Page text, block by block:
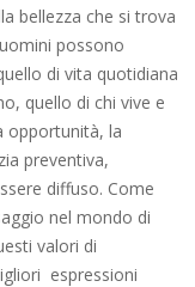
bellezza che si trova
possono
di vita quotidiana
quello di chi vive e
opportunità, la
preventiva,
diffuso. Come
nel mondo di
valori di
espressioni